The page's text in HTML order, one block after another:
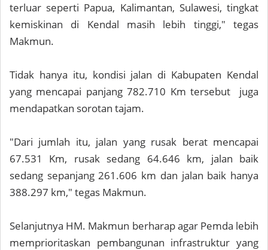
terluar seperti Papua, Kalimantan, Sulawesi, tingkat
kemiskinan di Kendal masih lebih tinggi," tegas
Makmun.
Tidak hanya itu, kondisi jalan di Kabupaten Kendal
yang mencapai panjang 782.710 Km tersebut juga
mendapatkan sorotan tajam.
"Dari jumlah itu, jalan yang rusak berat mencapai
67.531 Km, rusak sedang 64.646 km, jalan baik
sedang sepanjang 261.606 km dan jalan baik hanya
388.297 km," tegas Makmun.
Selanjutnya HM. Makmun berharap agar Pemda lebih
memprioritaskan pembangunan infrastruktur yang